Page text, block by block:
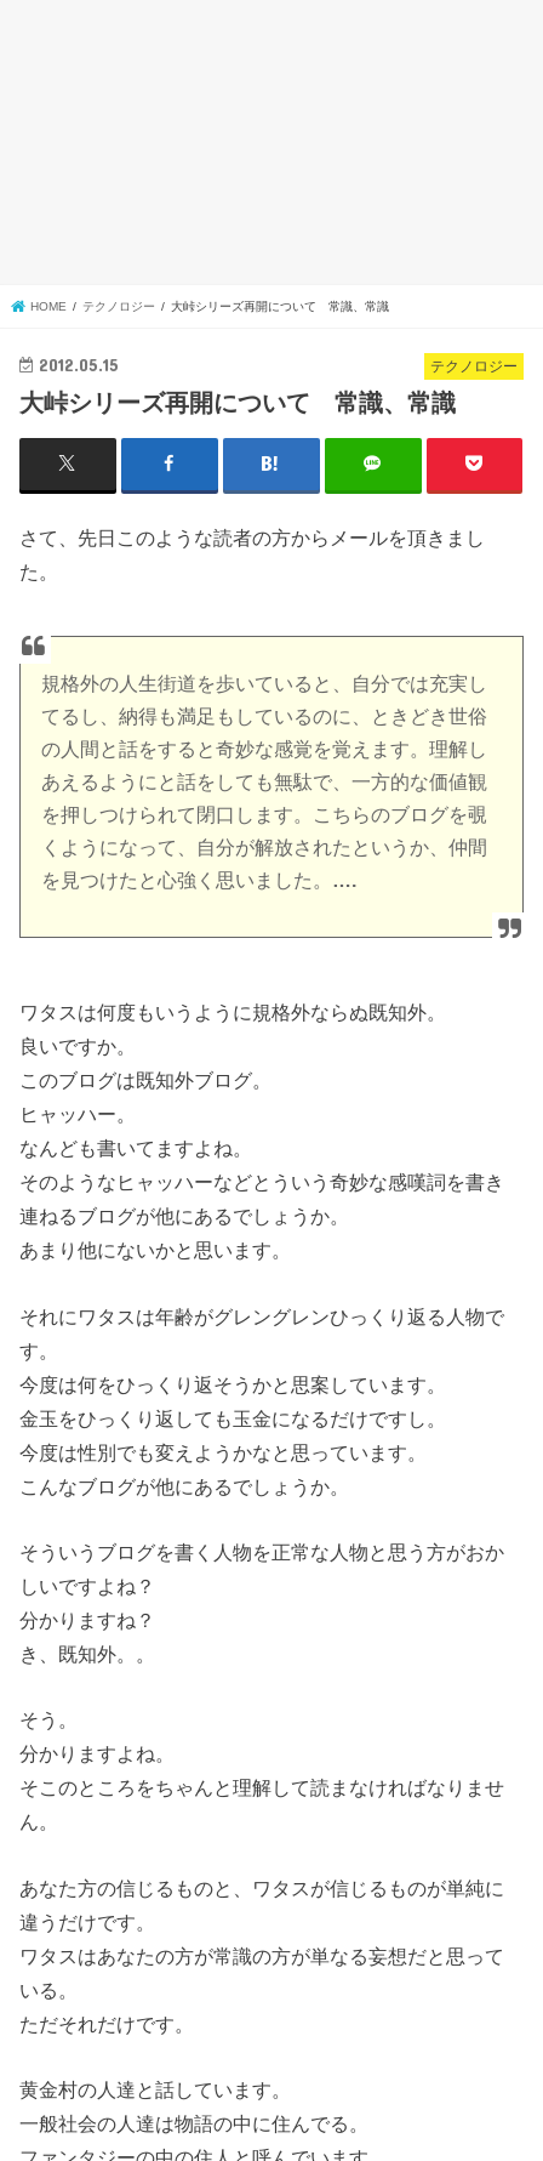
HOME テクノロジー 大峠シリーズ再開について 常識、常識
テクノロジー
2012.05.15
大峠シリーズ再開について 常識、常識
さて、先日このような読者の方からメールを頂きまし
た。
規格外の人生街道を歩いていると、自分では充実し
てるし、納得も満足もしているのに、ときどき世俗
の人間と話をすると奇妙な感覚を覚えます。理解し
あえるようにと話をしても無駄で、一方的な価値観
を押しつけられて閉口します。こちらのブログを覗
くようになって、自分が解放されたというか、仲間
を見つけたと心強く思いました。 ….
ワタスは何度もいうように規格外ならぬ既知外。
良いですか。
このブログは既知外ブログ。
ヒャッハー。
なんども書いてますよね。
そのようなヒャッハーなどとういう奇妙な感嘆詞を書き
連ねるブログが他にあるでしょうか。
あまり他にないかと思います。
それにワタスは年齢がグレングレンひっくり返る人物で
す。
今度は何をひっくり返そうかと思案しています。
金玉をひっくり返しても玉金になるだけですし。
今度は性別でも変えようかなと思っています。
こんなブログが他にあるでしょうか。
そういうブログを書く人物を正常な人物と思う方がおか
しいですよね？
分かりますね？
き、既知外。。
そう。
分かりますよね。
そこのところをちゃんと理解して読まなければなりませ
ん。
あなた方の信じるものと、ワタスが信じるものが単純に
違うだけです。
ワタスはあなたの方が常識の方が単なる妄想だと思って
いる。
ただそれだけです。
黄金村の人達と話しています。
一般社会の人達は物語の中に住んでる。